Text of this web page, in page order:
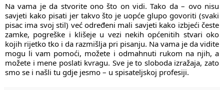
Na vama je da stvorite ono što on vidi. Tako da – ovo nisu
savjeti kako pisati jer takvo što je uopće glupo govoriti (svaki
pisac ima svoj stil) već određeni mali savjeti kako izbjeći česte
zamke, pogreške i klišeje u vezi nekih općenitih stvari oko
kojih rijetko tko i da razmišlja pri pisanju. Na vama je da vidite
mogu li vam pomoći, možete i odmahnuti rukom na njih, a
možete i mene poslati kvragu. Sve je to sloboda izražaja, zato
smo se i našli tu gdje jesmo – u spisateljskoj profesiji.